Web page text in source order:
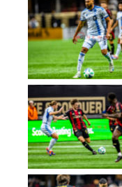
No Caption
No Caption